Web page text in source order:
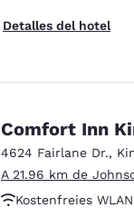
Detalles del hotel
Comfort Inn
4624 Fairlane Dr.,
A 21.96 km de
Kostenfreies WLAN